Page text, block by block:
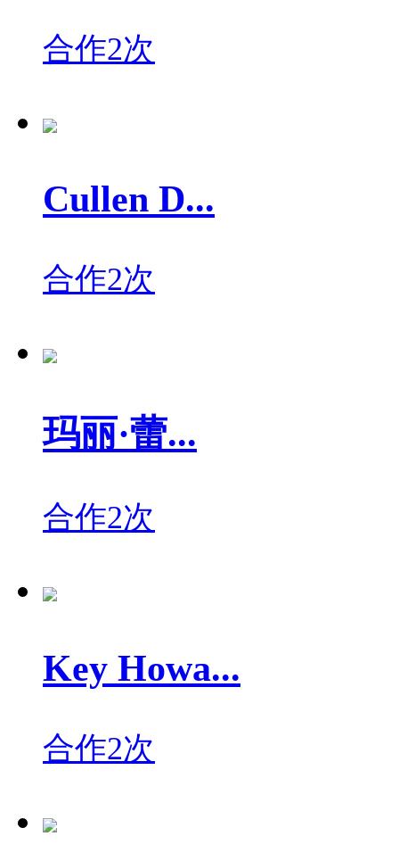
合作2次
Cullen D...
合作2次
玛丽·蕾...
合作2次
Key Howa...
合作2次